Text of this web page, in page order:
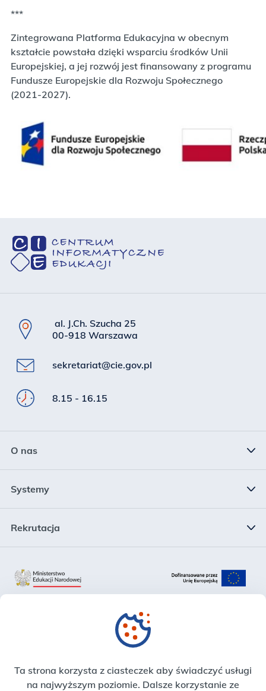
Ta strona korzysta z ciasteczek aby świadczyć usługi
na najwyższym poziomie. Dalsze korzystanie ze
***
Zintegrowana Platforma Edukacyjna w obecnym
kształcie powstała dzięki wsparciu środków Unii
Europejskiej, a jej rozwój jest finansowany z programu
Fundusze Europejskie dla Rozwoju Społecznego
(2021-2027).
al. J.Ch. Szucha 25
00-918 Warszawa
sekretariat@cie.gov.pl
8.15 - 16.15
O nas
Struktura
Zadania
Systemy
Krajowy System Danych Oświatowych
Zintegrowana Platforma Edukacyjna
Rekrutacja
Deklaracja dostępności